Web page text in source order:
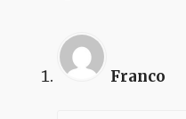
Franco